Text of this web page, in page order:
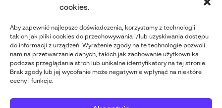
cookies.
Aby zapewnić najlepsze doświadczenia, korzystamy z technologii
takich jak pliki cookies do przechowywania i/lub uzyskiwania dostępu
do informacji z urządzeń. Wyrażenie zgody na te technologie pozwoli
nam na przetwarzanie danych, takich jak zachowanie użytkownika
podczas przeglądania stron lub unikalne identyfikatory na tej stronie.
Brak zgody lub jej wycofanie może negatywnie wpłynąć na niektóre
cechy i funkcje.
+48 698 542 337
Obserwuj nas